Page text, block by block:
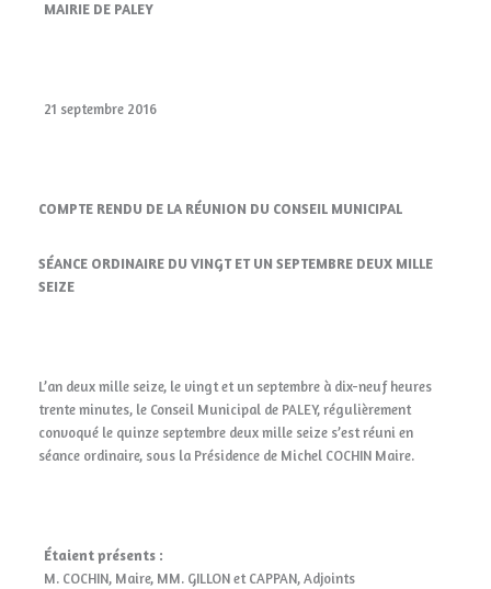
MAIRIE DE PALEY
21 septembre 2016
COMPTE RENDU DE LA RÉUNION DU CONSEIL MUNICIPAL
SÉANCE ORDINAIRE DU VINGT ET UN SEPTEMBRE DEUX MILLE
SEIZE
L’an deux mille seize, le vingt et un septembre à dix-neuf heures
trente minutes, le Conseil Municipal de PALEY, régulièrement
convoqué le quinze septembre deux mille seize s’est réuni en
séance ordinaire, sous la Présidence de Michel COCHIN Maire.
Étaient présents :
M. COCHIN, Maire, MM. GILLON et CAPPAN, Adjoints